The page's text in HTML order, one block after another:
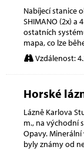
Nabíjecí stanice
SHIMANO (2x) a
ostatních
mapa, co lze
Vzdálenost:
Horské
Lázně Karlova
m., na východní
Opavy.
byly známy od